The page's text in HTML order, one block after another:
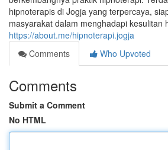
hipnoterapis di Jogja yang terpercaya,
masyarakat dalam menghadapi kesulitan
https://about.me/hipnoterapi.jogja
Comments
Who Upvoted
Comments
Submit a Comment
No HTML